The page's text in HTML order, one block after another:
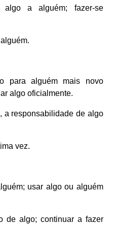
a alguém; fazer-se
para alguém mais novo
algo oficialmente.
a responsabilidade de algo
vez.
usar algo ou alguém
de algo; continuar a fazer